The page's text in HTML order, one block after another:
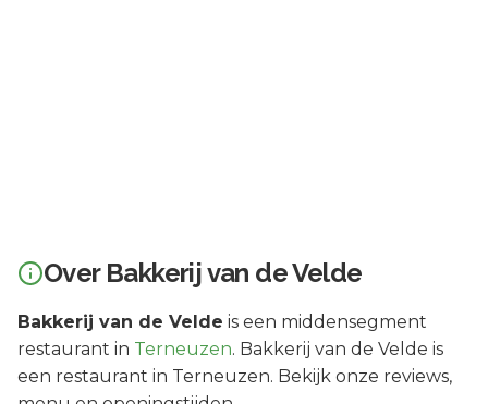
Over Bakkerij van de Velde
Bakkerij van de Velde is een middensegment
restaurant in Terneuzen. Bakkerij van de Velde is
een restaurant in Terneuzen. Bekijk onze reviews,